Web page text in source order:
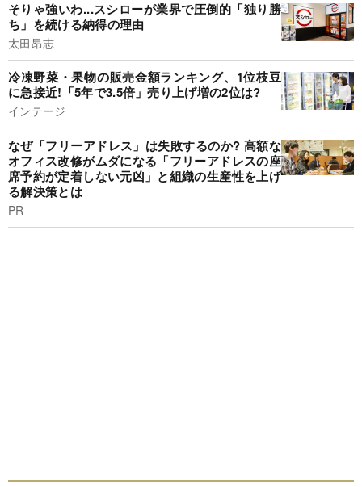
そりゃ強いわ...スシローが業界で圧倒的「独り勝
ち」を続ける納得の理由
太田昂志
冷凍野菜・果物の販売金額ランキング、1位枝豆
に急接近!「5年で3.5倍」売り上げ増の2位は?
インテージ
なぜ「フリーアドレス」は失敗するのか? 高額な
オフィス改修がムダになる「フリーアドレスの座
席予約が定着しない元凶」と組織の生産性を上げ
る解決策とは
PR